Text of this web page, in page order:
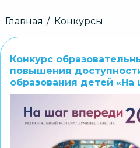
Строка
Главная Конкурсы
Конкурс
повышения
образования детей «На